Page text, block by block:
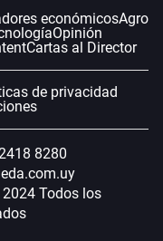
económicosAgro
Opinión
Cartas al Director
de privacidad
8280
Todos los